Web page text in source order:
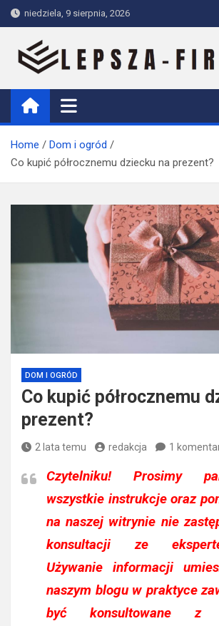
Skip
to
content
niedziela, 9 sierpnia, 2026
Lepsza-firma.pl
Home
Dom i ogród
Co kupić półrocznemu dziecku na prezent?
DOM I OGRÓD
Co kupić półrocznemu
prezent?
2 lata temu redakcja 1
Czytelniku!Prosimy
wszystkie instrukcje oraz
na naszej witrynie nie
konsultacji ze
Używanie informacji
naszym blogu w praktyce
być konsultowane z